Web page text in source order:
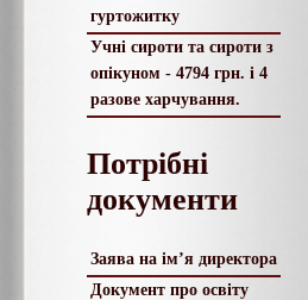
гуртожитку
Учні сироти та сироти з
опікуном - 4794 грн. і 4
разове харчування.
Потрібні
документи
Заява на ім’я директора
Документ про освіту